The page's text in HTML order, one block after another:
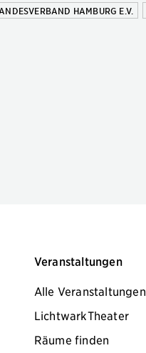
HAMBURG E.V.
Veranstaltungen
Alle Veranstaltungen
LichtwarkTheater
Räume finden